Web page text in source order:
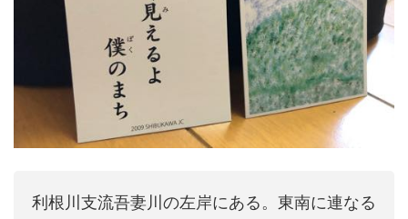
利根川支流吾妻川の左岸にある。東南に連なる